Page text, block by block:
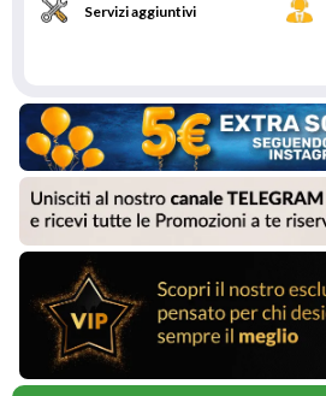
Servizi aggiuntivi